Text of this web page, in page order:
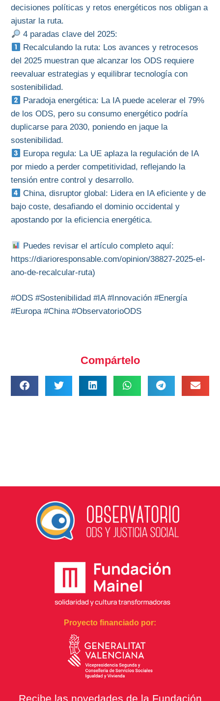
decisiones políticas y retos energéticos nos obligan a
ajustar la ruta.
4 paradas clave del 2025:
Recalculando la ruta: Los avances y retrocesos
del 2025 muestran que alcanzar los ODS requiere
reevaluar estrategias y equilibrar tecnología con
sostenibilidad.
Paradoja energética: La IA puede acelerar el 79%
de los ODS, pero su consumo energético podría
duplicarse para 2030, poniendo en jaque la
sostenibilidad.
Europa regula: La UE aplaza la regulación de IA
por miedo a perder competitividad, reflejando la
tensión entre control y desarrollo.
China, disruptor global: Lidera en IA eficiente y de
bajo coste, desafiando el dominio occidental y
apostando por la eficiencia energética.
Puedes revisar el artículo completo aquí:
https://diarioresponsable.com/opinion/38827-2025-el-
ano-de-recalcular-ruta)
#ODS #Sostenibilidad #IA #Innovación #Energía
#Europa #China #ObservatorioODS
Compártelo
Proyecto financiado por:
Recibe las novedades de la Fundación